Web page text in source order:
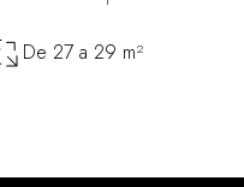
De 27 a 29 m²